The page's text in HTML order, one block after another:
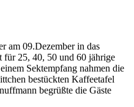
am 09.Dezember in das
für 25, 40, 50 und 60 jährige
Sektempfang nahmen die
bestückten Kaffeetafel
begrüßte die Gäste